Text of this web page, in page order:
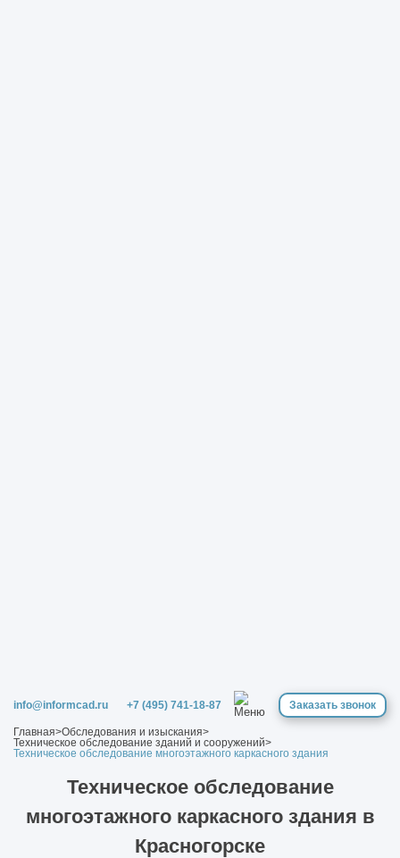
info@informcad.ru +7 (495) 741-18-87 Заказать звонок
Главная>Обследования и изыскания>
Техническое обследование зданий и сооружений>
Техническое обследование многоэтажного каркасного здания
Техническое обследование
многоэтажного каркасного здания в
Красногорске